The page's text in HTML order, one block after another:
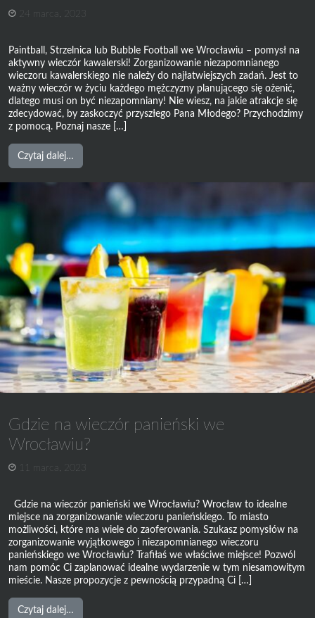
24 marca, 2023
Paintball, Strzelnica lub Bubble Football we Wrocławiu – pomysł na
aktywny wieczór kawalerski! Zorganizowanie niezapomnianego
wieczoru kawalerskiego nie należy do najłatwiejszych zadań. Jest to
ważny wieczór w życiu każdego mężczyzny planującego się ożenić,
dlatego musi on być niezapomniany! Nie wiesz, na jakie atrakcje się
zdecydować, by zaskoczyć przyszłego Pana Młodego? Przychodzimy
z pomocą. Poznaj nasze […]
Czytaj dalej…
Paintball,
Strzelnica
Bubble
Football
we
Wrocławiu
–
pomysł
na
aktywny
wieczór
kawalerski!
Gdzie na wieczór panieński we
Wrocławiu?
11 marca, 2023
Gdzie na wieczór panieński we Wrocławiu? Wrocław to idealne
miejsce na zorganizowanie wieczoru panieńskiego. To miasto
możliwości, które ma wiele do zaoferowania. Szukasz pomysłów na
zorganizowanie wyjątkowego i niezapomnianego wieczoru
panieńskiego we Wrocławiu? Trafiłaś we właściwe miejsce! Pozwól
nam pomóc Ci zaplanować idealne wydarzenie w tym niesamowitym
mieście. Nasze propozycje z pewnością przypadną Ci […]
Czytaj dalej…